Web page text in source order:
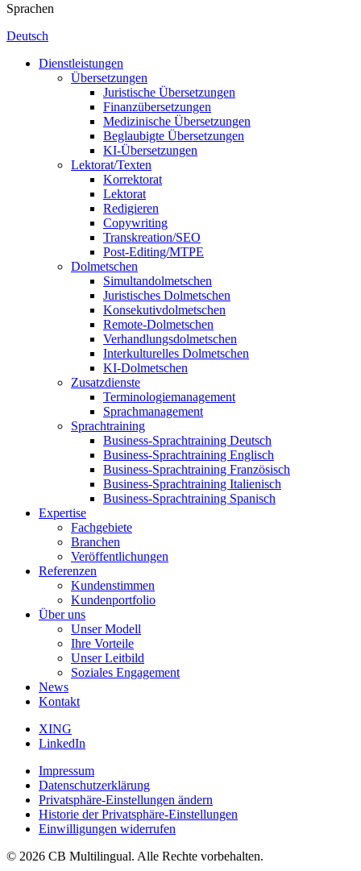
Sprachen
Deutsch
Dienstleistungen
Übersetzungen
Juristische Übersetzungen
Finanzübersetzungen
Medizinische Übersetzungen
Beglaubigte Übersetzungen
KI-Übersetzungen
Lektorat/Texten
Korrektorat
Lektorat
Redigieren
Copywriting
Transkreation/SEO
Post-Editing/MTPE
Dolmetschen
Simultandolmetschen
Juristisches Dolmetschen
Konsekutivdolmetschen
Remote-Dolmetschen
Verhandlungsdolmetschen
Interkulturelles Dolmetschen
KI-Dolmetschen
Zusatzdienste
Terminologiemanagement
Sprachmanagement
Sprachtraining
Business-Sprachtraining Deutsch
Business-Sprachtraining Englisch
Business-Sprachtraining Französisch
Business-Sprachtraining Italienisch
Business-Sprachtraining Spanisch
Expertise
Fachgebiete
Branchen
Veröffentlichungen
Referenzen
Kundenstimmen
Kundenportfolio
Über uns
Unser Modell
Ihre Vorteile
Unser Leitbild
Soziales Engagement
News
Kontakt
XING
LinkedIn
Impressum
Datenschutzerklärung
Privatsphäre-Einstellungen ändern
Historie der Privatsphäre-Einstellungen
Einwilligungen widerrufen
© 2026 CB Multilingual. Alle Rechte vorbehalten.